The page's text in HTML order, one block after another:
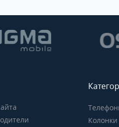
Колонки